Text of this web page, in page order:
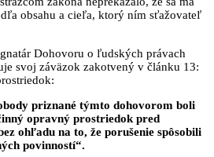
obsahu a cieľa, ktorý ním sťažovateľ
Dohovoru o ľudských právach
svoj záväzok zakotvený v článku 13:
priznané týmto dohovorom boli
opravný prostriedok pred
ohľadu na to, že porušenie spôsobili
povinností“.